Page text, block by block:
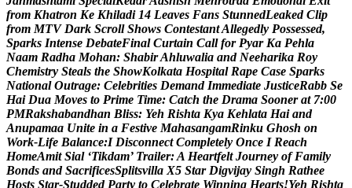
from Khatron Ke Khiladi 14 Leaves Fans StunnedLeaked Clip
from MTV Dark Scroll Shows ContestantAllegedly Possessed,
Sparks Intense DebateFinal Curtain Call for Pyar Ka Pehla
Naam Radha Mohan: ShabirAhluwalia and Neeharika Roy
Chemistry Steals the ShowKolkata Hospital Rape Case Sparks
National Outrage: Celebrities Demand Immediate JusticeRabb Se
Hai Dua Moves to Prime Time: Catch the Drama Sooner at 7:00
PMRakshabandhan Bliss: Yeh Rishta Kya Kehlata Hai and
Anupamaa Unite in a Festive MahasangamRinku Ghosh on
Work-Life Balance:I Disconnect Completely Once I Reach
HomeAmit Sial ‘Tikdam’ Trailer:A Heartfelt Journey of Family
Bonds and SacrificesSplitsvilla X5 Star Digvijay Singh Rathee
Hosts Star-Studded Party to Celebrate Winning Hearts!Yeh Rishta